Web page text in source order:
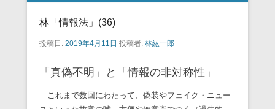
林「情報法」(36)
投稿日: 2019年4月11日 投稿者: 林紘一郎
「真偽不明」と「情報の非対称性」
これまで数回にわたって、偽装やフェイク・ニュー